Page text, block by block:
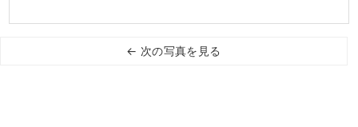
← 次の写真を見る